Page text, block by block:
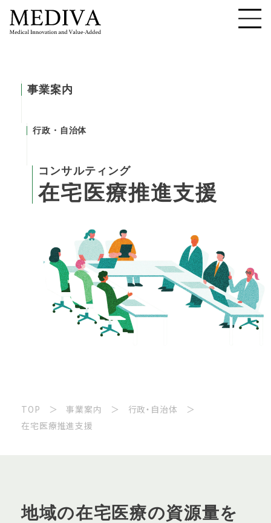
事業案内
行政・自治体
コンサルティング
在宅 医療推進支援
TOP 事業案内
行政・自治体
在宅医療推進支援
地域の在宅医療の資源量を